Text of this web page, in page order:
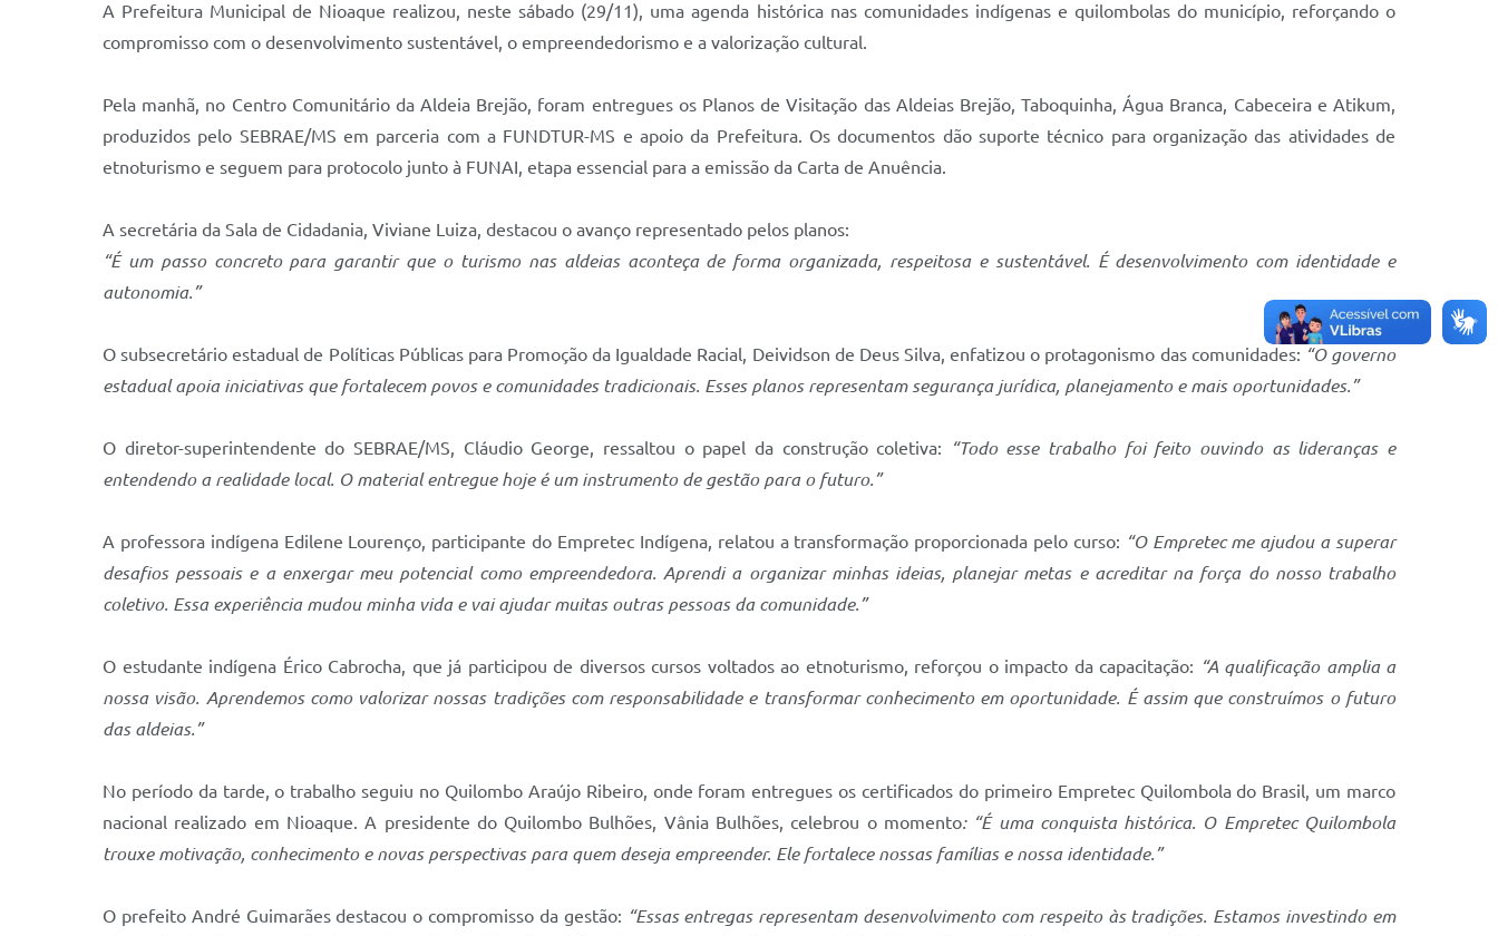
A Prefeitura Municipal de Nioaque realizou, neste sábado (29/11), uma agenda histórica nas comunidades indígenas e quilombolas do município, reforçando o
compromisso com o desenvolvimento sustentável, o empreendedorismo e a valorização cultural.
Pela manhã, no Centro Comunitário da Aldeia Brejão, foram entregues os Planos de Visitação das Aldeias Brejão, Taboquinha, Água Branca, Cabeceira e Atikum,
produzidos pelo SEBRAE/MS em parceria com a FUNDTUR-MS e apoio da Prefeitura. Os documentos dão suporte técnico para organização das atividades de
etnoturismo e seguem para protocolo junto à FUNAI, etapa essencial para a emissão da Carta de Anuência.
A secretária da Sala de Cidadania, Viviane Luiza, destacou o avanço representado pelos planos:
“É um passo concreto para garantir que o turismo nas aldeias aconteça de forma organizada, respeitosa e sustentável. É desenvolvimento com identidade e
autonomia.”
O subsecretário estadual de Políticas Públicas para Promoção da Igualdade Racial, Deividson de Deus Silva, enfatizou o protagonismo das comunidades: “O governo
estadual apoia iniciativas que fortalecem povos e comunidades tradicionais. Esses planos representam segurança jurídica, planejamento e mais oportunidades.”
O diretor-superintendente do SEBRAE/MS, Cláudio George, ressaltou o papel da construção coletiva:
“Todo esse trabalho foi feito ouvindo as lideranças e
entendendo a realidade local. O material entregue hoje é um instrumento de gestão para o futuro.”
A professora indígena Edilene Lourenço, participante do Empretec Indígena, relatou a transformação proporcionada pelo curso: “O Empretec me ajudou a superar
desafios pessoais e a enxergar meu potencial como empreendedora. Aprendi a organizar minhas ideias, planejar metas e acreditar na força do nosso trabalho
coletivo. Essa experiência mudou minha vida e vai ajudar muitas outras pessoas da comunidade.”
O estudante indígena Érico Cabrocha, que já participou de diversos cursos voltados ao etnoturismo, reforçou o impacto da capacitação: “A qualificação amplia a
nossa visão. Aprendemos como valorizar nossas tradições com responsabilidade e transformar conhecimento em oportunidade. É assim que construímos o futuro
das aldeias.”
No período da tarde, o trabalho seguiu no Quilombo Araújo Ribeiro, onde foram entregues os certificados do primeiro Empretec Quilombola do Brasil, um marco
nacional realizado em Nioaque. A presidente do Quilombo Bulhões, Vânia Bulhões, celebrou o momento: “É uma conquista histórica. O Empretec Quilombola
trouxe motivação, conhecimento e novas perspectivas para quem deseja empreender. Ele fortalece nossas famílias e nossa identidade.”
O prefeito André Guimarães destacou o compromisso da gestão: “Essas entregas representam desenvolvimento com respeito às tradições. Estamos investindo em